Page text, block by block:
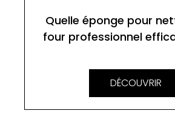
Quelle éponge pour
four professionnel
DÉCOUVRIR